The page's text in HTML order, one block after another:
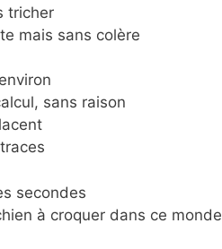
tricher
mais sans colère
sans raison
secondes
à croquer dans ce monde